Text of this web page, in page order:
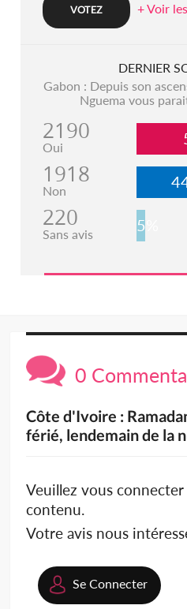
+ Voir
DERNIER
Gabon : Depuis son
Nguema vous
2190
Oui
1918
Non
220
Sans avis 5%
0
Côte d'Ivoire :
férié, lendemain de la
Veuillez vous
contenu.
Votre avis nous
Se Connecter